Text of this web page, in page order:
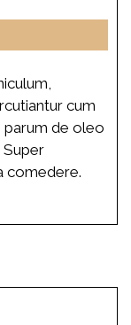
cum
parum de oleo
comedere.